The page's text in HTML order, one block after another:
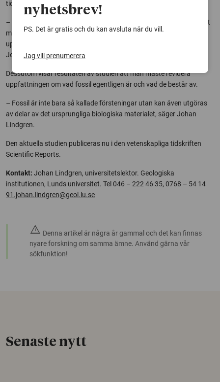
tid på en molekylär nivå.
– Vi har sedan tidigare identifierat eumelanin i fossila skinn, men att
materialet från denna sköldpaddsunge skulle innehålla en så bred
uppsättning identifierbara biomolekyler var en överraskning, säger
Johan Lindgren.
Dessutom visar resultaten av studien att man måste revidera
uppfattningen om vad fossil egentligen är och vad de består av.
– Fossil är inte bara så kallade försteningar utan kan även utgöras
av delar av det ursprungliga biologiska materialet, säger Johan
Lindgren.
Den aktuella studien publiceras nu i den vetenskapliga tidskriften
Scientific Reports.
Kontakt: Johan Lindgren, universitetslektor. Geologiska
institutionen, Lunds universitet. Tel 046 – 222 46 35, 0768 – 54 14
91.johan.lindgren@geol.lu.se
warning Denna artikel är några år gammal och det kan finnas
nyare forskning om samma ämne. Använd gärna vår
sökfunktion!
Senaste nytt
nyhetsbrev!
PS. Det är gratis och du kan avsluta när du vill.
Jag vill prenumerera